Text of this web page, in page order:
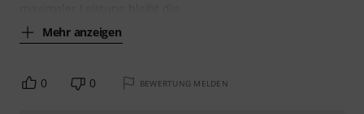
Mehr anzeigen
0 0 BEWERTUNG MELDEN